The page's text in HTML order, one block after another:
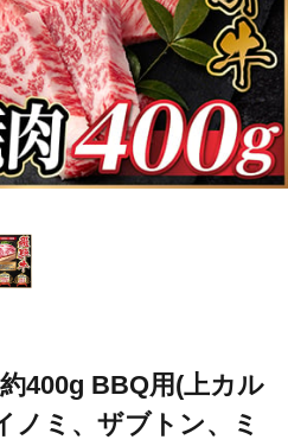
400g BBQ用(上カル
ノミ、ザブトン、ミ